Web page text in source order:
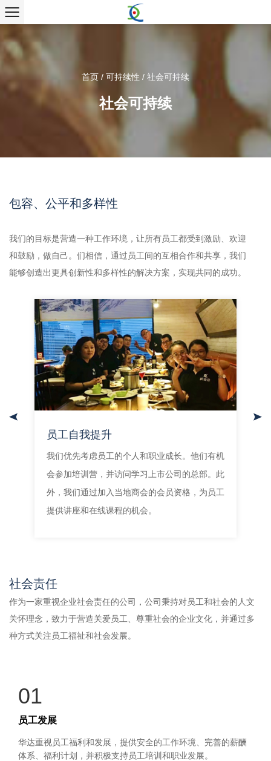
首页 / 可持续性 / 社会可持续
社会可持续
包容、公平和多样性
我们的目标是营造一种工作环境，让所有员工都受到激励、欢迎
和鼓励，做自己。们相信，通过员工间的互相合作和共享，我们
能够创造出更具创新性和多样性的解决方案，实现共同的成功。
员工自我提升
我们优先考虑员工的个人和职业成长。他们有机
会参加培训营，并访问学习上市公司的总部。此
外，我们通过加入当地商会的会员资格，为员工
提供讲座和在线课程的机会。
社会责任
作为一家重视企业社会责任的公司，公司秉持对员工和社会的人文
关怀理念，致力于营造关爱员工、尊重社会的企业文化，并通过多
种方式关注员工福祉和社会发展。
01
员工发展
华达重视员工福利和发展，提供安全的工作环境、完善的薪酬
体系、福利计划，并积极支持员工培训和职业发展。